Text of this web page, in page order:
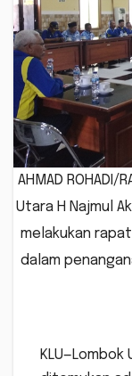
AHMAD ROHADI/
Utara H Najmul
melakukan
dalam